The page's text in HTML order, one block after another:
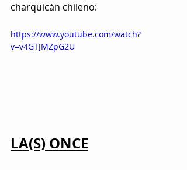
charquicán chileno:
https://www.youtube.com/watch?
v=v4GTJMZpG2U
LA(S) ONCE